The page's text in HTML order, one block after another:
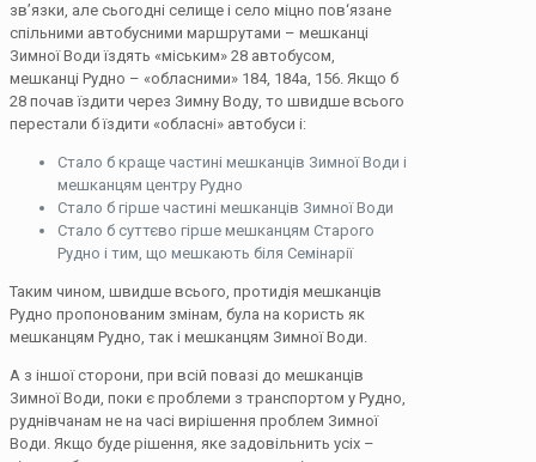
зв’язки, але сьогодні селище і село міцно пов‘язане
спільними автобусними маршрутами – мешканці
Зимної Води їздять «міським» 28 автобусом,
мешканці Рудно – «обласними» 184, 184а, 156. Якщо б
28 почав їздити через Зимну Воду, то швидше всього
перестали б їздити «обласні» автобуси і:
Стало б краще частині мешканців Зимної Води і
мешканцям центру Рудно
Стало б гірше частині мешканців Зимної Води
Стало б суттєво гірше мешканцям Старого
Рудно і тим, що мешкають біля Семінарії
Таким чином, швидше всього, протидія мешканців
Рудно пропонованим змінам, була на користь як
мешканцям Рудно, так і мешканцям Зимної Води.
А з іншої сторони, при всій повазі до мешканців
Зимної Води, поки є проблеми з транспортом у Рудно,
руднівчанам не на часі вирішення проблем Зимної
Води. Якщо буде рішення, яке задовільнить усіх –